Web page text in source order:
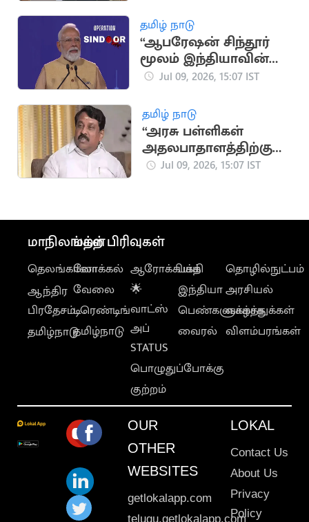
தமிழ் நாடு
“ஆபரேஷன் சிந்தூர்
மூலம் இந்தியாவின்
கட்டமைப்பை உலகம்
மோடி
Jul 09, 2026, 15:07 IST
தமிழ் நாடு
“அரசு பள்ளிகள்
அதலபாதாளத்திற்கு
சென்று
Jul 09, 2026, 15:07 IST
மாநிலங்கள்
தெலங்கானா
ஆந்திர
பிரதேசம்
தமிழ்நாடு
மற்ற பிரிவுகள்
லோக்கல்
வேலை
டிரெண்டிங்
தமிழ்நாடு
ஆரோக்கியம்
🌟
வாட்ஸ்
அப்
STATUS
பொழுதுப்போக்கு
குற்றம்
பக்தி
இந்தியா
பெண்களுக்காக
வைரல்
தொழில்நுட்பம்
அரசியல்
வாழ்த்துக்கள்
விளம்பரங்கள்
OUR
OTHER
WEBSITES
getlokalapp.com
telugu.getlokalapp.com
LOKAL
Contact Us
About Us
Privacy
Policy